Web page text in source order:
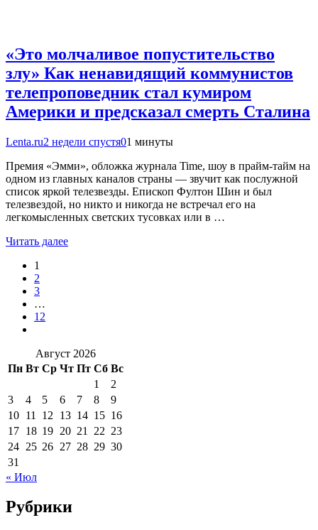
«Это молчаливое попустительство
злу» Как ненавидящий коммунистов
телепроповедник стал кумиром
Америки и предсказал смерть Сталина
Lenta.ru2 недели спустя01 минуты
Премия «Эмми», обложка журнала Time, шоу в прайм-тайм на
одном из главных каналов страны — звучит как послужной
список яркой телезвезды. Епископ Фултон Шин и был
телезвездой, но никто и никогда не встречал его на
легкомысленных светских тусовках или в …
Читать далее
1
2
3
…
12
Август 2026
Пн Вт Ср Чт Пт Сб Вс
1
2
3
4 5 6 7 8
9
10 11 12 13 14 15 16
17 18 19 20 21 22 23
24 25 26 27 28 29 30
31
« Июл
Рубрики